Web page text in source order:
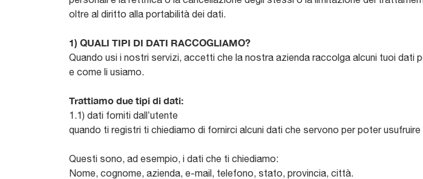
oltre al diritto alla portabilità dei dati.
1) QUALI TIPI DI DATI RACCOGLIAMO?
Quando usi i nostri servizi, accetti che la nostra azienda raccolga alcuni tuoi dati
e come li usiamo.
Trattiamo due tipi di dati:
1.1) dati forniti dall’utente
quando ti registri ti chiediamo di fornirci alcuni dati che servono per poter
Questi sono, ad esempio, i dati che ti chiediamo:
Nome, cognome, azienda, e-mail, telefono, stato, provincia, città.